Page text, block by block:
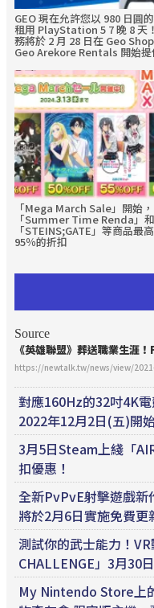
GEO 現在允許您以 980 日圓
租用 PlayStation 5 7 晚 8 天
務將於 2 月 28 日在 Geo
Geo Arekore Rentals 開始提
「Mega March Sale」開始，
「Summer Time Renda」和
「STEINS;GATE」等商品最
95％的折扣
Source
《英雄聯盟》葬送職業生涯
https://newtalk.tw/news/view/
對應160Hz的32吋4K
2022年12月2日(五)開
3月5日Steam上綫「
扣優惠！
全新PvPvE射擊遊戲新
將於2月6日實施免費
測試你的武士能力！
CHALLENGE」3月30
My Nintendo Store上